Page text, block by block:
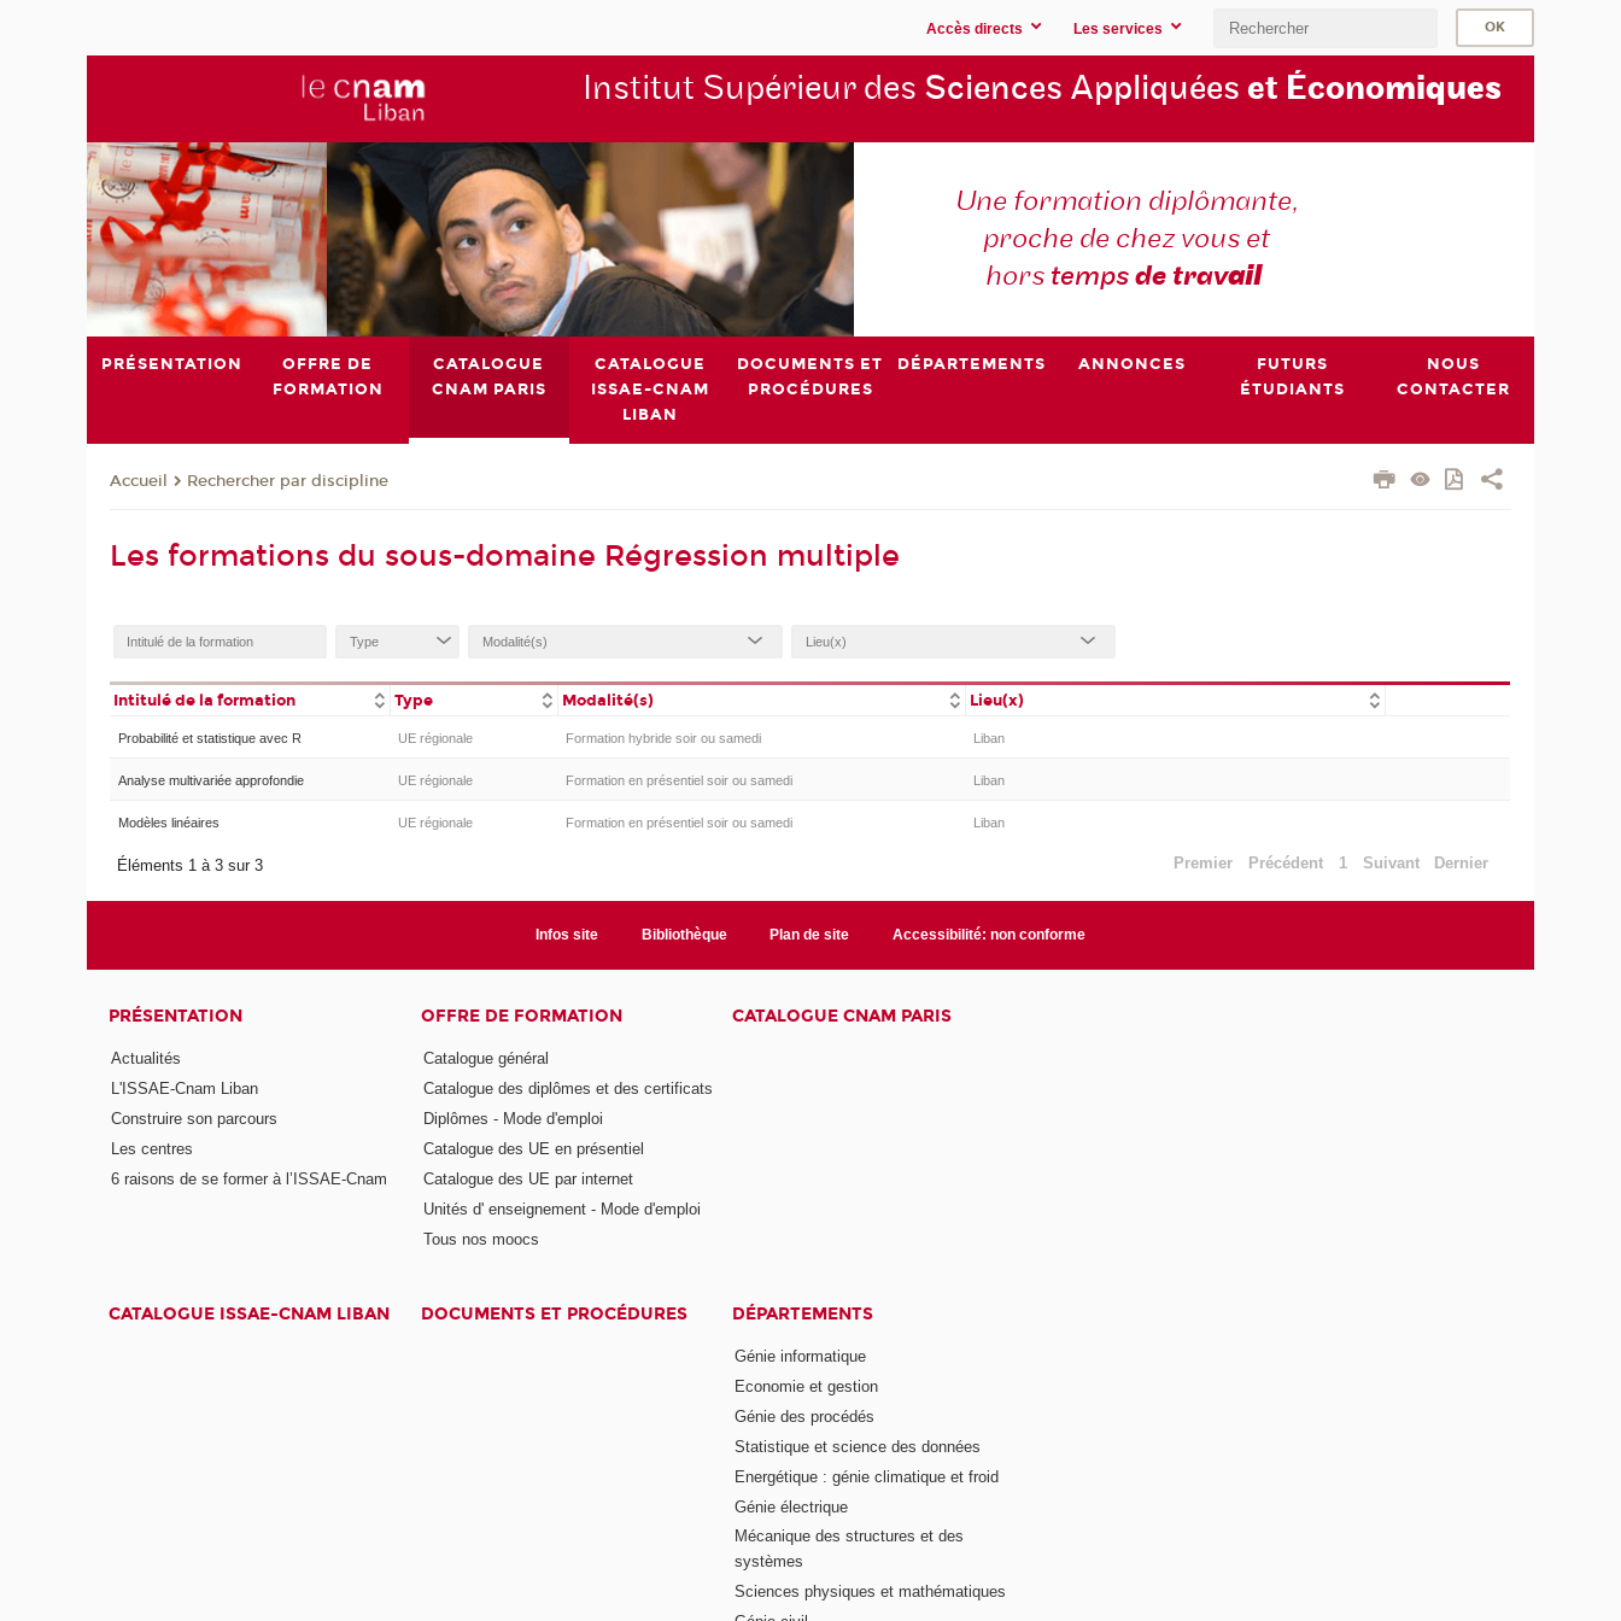
Accès directs Les services
Institut Supérieur des Sciences Appliquées et Économiques
Une formation diplômante,
proche de chez vous et
hors tempsde travail
PRÉSENTATION
OFFRE DE
FORMATION
CATALOGUE
CNAM PARIS
CATALOGUE
ISSAE-CNAM
LIBAN
DOCUMENTS ET
PROCÉDURES
DÉPARTEMENTS ANNONCES
FUTURS
ÉTUDIANTS
NOUS
CONTACTER
Accueil Rechercher par discipline
Les formations du sous-domaine Régression multiple
Intitulé de la formation Type Modalité(s) Lieu(x)
Probabilité et statistique avec R UE régionale Formation hybride soir ou samedi Liban
Analyse multivariée approfondie UE régionale Formation en présentiel soir ou samedi Liban
Modèles linéaires UE régionale Formation en présentiel soir ou samedi Liban
Éléments 1 à 3 sur 3 Premier Précédent 1 Suivant Dernier
Infos site Bibliothèque Plan de site Accessibilité: non conforme
PRÉSENTATION
Actualités
L'ISSAE-Cnam Liban
Construire son parcours
Les centres
6 raisons de se former à l’ISSAE-Cnam
OFFRE DE FORMATION
Catalogue général
Catalogue des diplômes et des certificats
Diplômes - Mode d'emploi
Catalogue des UE en présentiel
Catalogue des UE par internet
Unités d' enseignement - Mode d'emploi
Tous nos moocs
CATALOGUE CNAM PARIS
CATALOGUE ISSAE-CNAM LIBAN DOCUMENTS ET PROCÉDURES DÉPARTEMENTS
Génie informatique
Economie et gestion
Génie des procédés
Statistique et science des données
Energétique : génie climatique et froid
Génie électrique
Mécanique des structures et des
systèmes
Sciences physiques et mathématiques